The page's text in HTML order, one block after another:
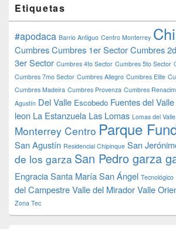
Etiquetas
#apodaca Barrio Antiguo Centro Monterrey
CumbresCumbres 1er SectorCumbres
3er Sector Cumbres 4to Sector Cumbres 5to Sector
Cumbres 7mo Sector Cumbres Allegro Cumbres Elite
Cumbres Madeira Cumbres Provenza Cumbres
Agustín Del Valle Escobedo Fuentes del Valle
leon La Estanzuela Las Lomas Lomas del Valle
Monterrey Centro Parque
San Agustín Residencial Chipinque San
de los garza San Pedro garza
EngraciaSanta MaríaSan Ángel Tecnológico
del CampestreValle del MiradorValle
Zona Tec